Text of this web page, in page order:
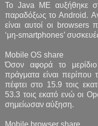
Το Java ME αυξήθηκε
παραδόξως το Android. Αν
είναι αυτοί οι browsers
‘μη-smartphones’
Mobile OS share
Όσον αφορά το
πράγματα είναι
πέφτει στο 15.9 τοις
53.3 τοις εκατό ενώ οι
σημείωσαν αύξηση.
Mobile browser share